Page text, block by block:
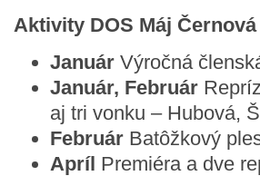
Aktivity DOS Máj
Január Výročná
Január, Február
aj tri vonku – Hubová,
Február Batôžkový
Apríl Premiéra a dve